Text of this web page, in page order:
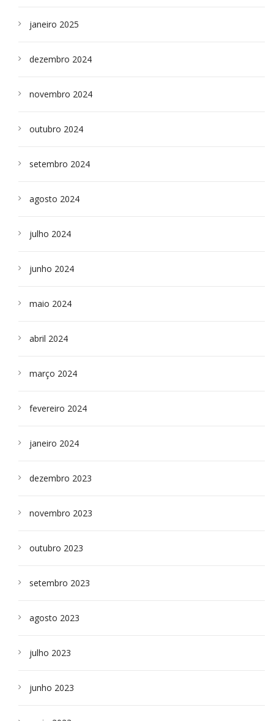
janeiro 2025
dezembro 2024
novembro 2024
outubro 2024
setembro 2024
agosto 2024
julho 2024
junho 2024
maio 2024
abril 2024
março 2024
fevereiro 2024
janeiro 2024
dezembro 2023
novembro 2023
outubro 2023
setembro 2023
agosto 2023
julho 2023
junho 2023